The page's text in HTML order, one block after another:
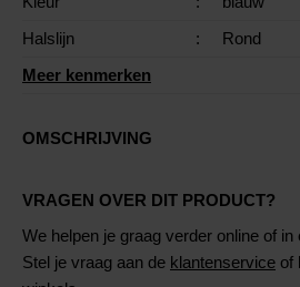
Halslijn
:
Rond
Meer kenmerken
OMSCHRIJVING
VRAGEN OVER DIT PRODUCT?
We helpen je graag verder online of
Stel je vraag aan de klantenservice of